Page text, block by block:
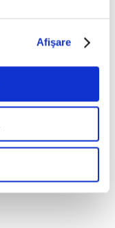
Afişare